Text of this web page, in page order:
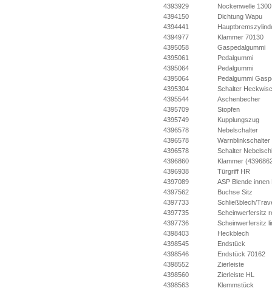
4393929
Nockenwelle 1300
4394150
Dichtung Wapu
4394441
4394977
Klammer 70130
4395058
Gaspedalgummi
4395061
Pedalgummi
4395064
Pedalgummi
4395064
Pedalgummi
4395304
Schalter
4395544
Aschenbecher
4395709
Stopfen
4395749
Kupplungszug
4396578
Nebelschalter
4396578
Warnblinkschalter
4396578
Schalter
4396860
Klammer
4396938
Türgriff HR
4397089
ASP Blende innen
4397562
Buchse Sitz
4397733
Schließblech/
4397735
Scheinwerfersitz
4397736
Scheinwerfersitz
4398403
Heckblech
4398545
Endstück
4398546
Endstück 70162
4398552
Zierleiste
4398560
Zierleiste HL
4398563
Klemmstück